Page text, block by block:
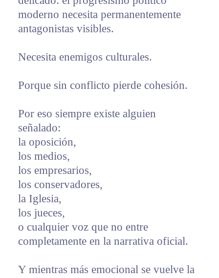
moderno necesita permanentemente
antagonistas visibles.
Necesita enemigos culturales.
Porque sin conflicto pierde cohesión.
Por eso siempre existe alguien
señalado:
la oposición,
los medios,
los empresarios,
los conservadores,
la Iglesia,
los jueces,
o cualquier voz que no entre
completamente en la narrativa oficial.
Y mientras más emocional se vuelve la